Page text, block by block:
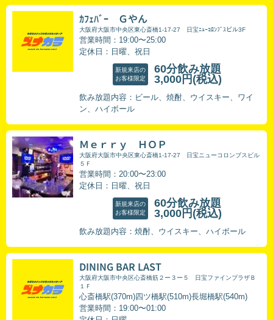
ｶﾌｪﾊﾞｰ Ｇやん
大阪府大阪市中央区東心斎橋1-17-27 日宝ﾆｭｰｺﾛﾝﾌﾞｽビル3F
営業時間：19:00〜25:00
定休日：日曜、祝日
新規来店の
お客様限定
60分飲み放題
3,000円 (税込)
飲み放題内容：ビール、焼酎、ウイスキー、ワイ
ン、ハイボール
Ｍｅｒｒｙ ＨＯＰ
大阪府大阪市中央区東心斎橋1-17-27 日宝ニューコロンブスビル
５Ｆ
営業時間：20:00〜23:00
定休日：日曜、祝日
新規来店の
お客様限定
60分飲み放題
3,000円 (税込)
飲み放題内容：焼酎、ウイスキー、ハイボール
DINING BAR LAST
大阪府大阪市中央区心斎橋筋２ー３ー５ 日宝ファインプラザＢ
１Ｆ
心斎橋駅(370m)四ツ橋駅(510m)長堀橋駅(540m)
営業時間：19:00〜01:00